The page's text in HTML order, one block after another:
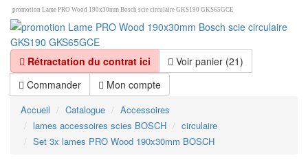
promotion Lame PRO Wood 190x30mm Bosch scie circulaire GKS190 GKS65GCE
Rétractation du contrat ici
Voir panier (21)
Commander
Mon compte
Accueil Catalogue
Accessoires
lames accessoires scies BOSCH
circulaire
Set 3x lames PRO Wood 190x30mm BOSCH